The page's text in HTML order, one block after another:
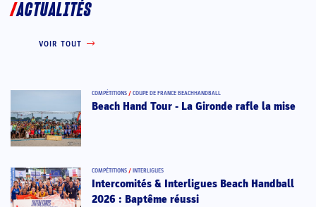
ACTUALITÉS
VOIR TOUT
COMPÉTITIONS / COUPE DE FRANCE BEACHHANDBALL
Beach Hand Tour - La Gironde rafle la mise
COMPÉTITIONS / INTERLIGUES
Intercomités & Interligues Beach Handball
2026 : Baptême réussi